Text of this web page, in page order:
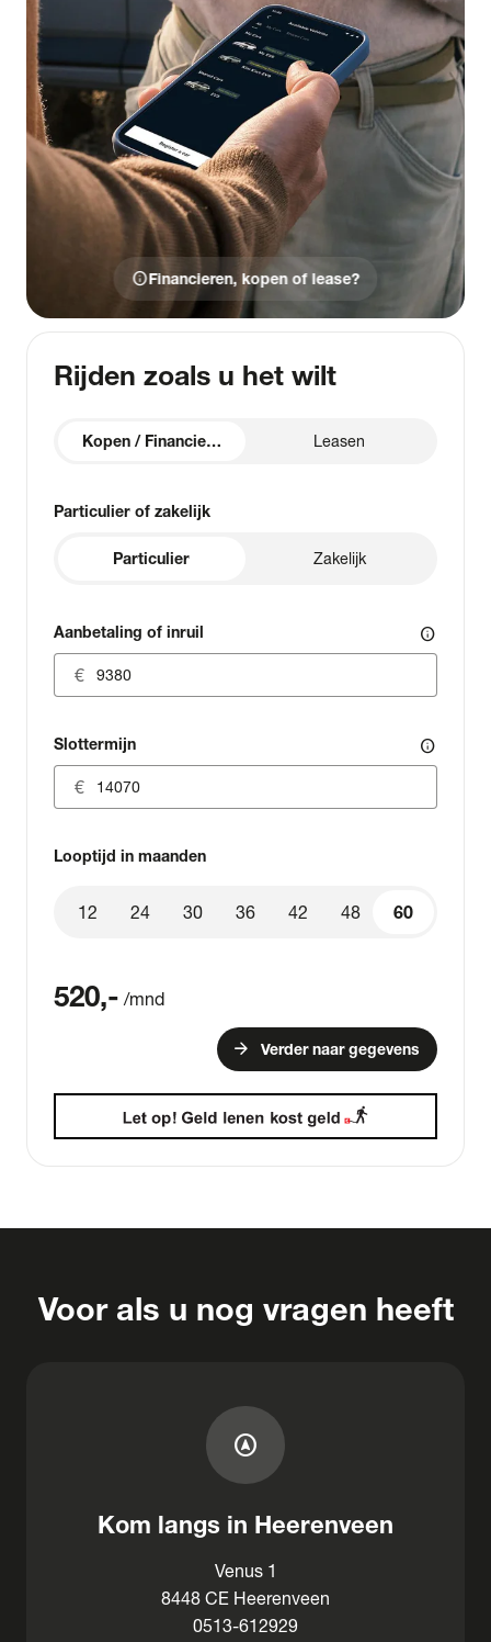
infoFinancieren, kopen of lease?
Rijden zoals u het wilt
Kopen / Financieren Leasen
Particulier of zakelijk
Particulier Zakelijk
Aanbetaling of inruil info
Slottermijn info
Looptijd in maanden
60
12 24 30 36 42 48 60
520,- /mnd
arrow_forward Verder naar gegevens
Voor als u nog vragen heeft
assistant_navigation
Kom langs in Heerenveen
Venus 1
8448 CE Heerenveen
0513-612929